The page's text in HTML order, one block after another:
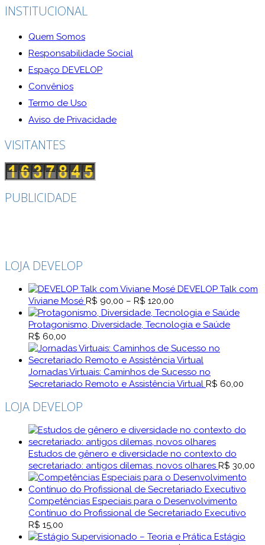
INSTITUCIONAL
Quem Somos
Responsabilidade Social
Espaço DEVELOP
Convênios
Termo de Uso
Aviso de Privacidade
VISITANTES
PUBLICIDADE
LOJA DEVELOP
DEVELOP Talk com
Viviane Mosé R$ 90,00 – R$ 120,00
de
preço:
através
R$ 120,00
Protagonismo, Diversidade, Tecnologia e Saúde
R$ 60,00
Jornadas Virtuais: Caminhos de Sucesso no
Secretariado Remoto e Assistência Virtual R$ 60,00
LOJA DEVELOP
Estudos de gênero e diversidade no contexto do
secretariado: antigos dilemas, novos olhares R$ 30,00
Competências Especiais para o Desenvolvimento
Contínuo do Profissional de Secretariado Executivo
R$ 15,00
Estágio